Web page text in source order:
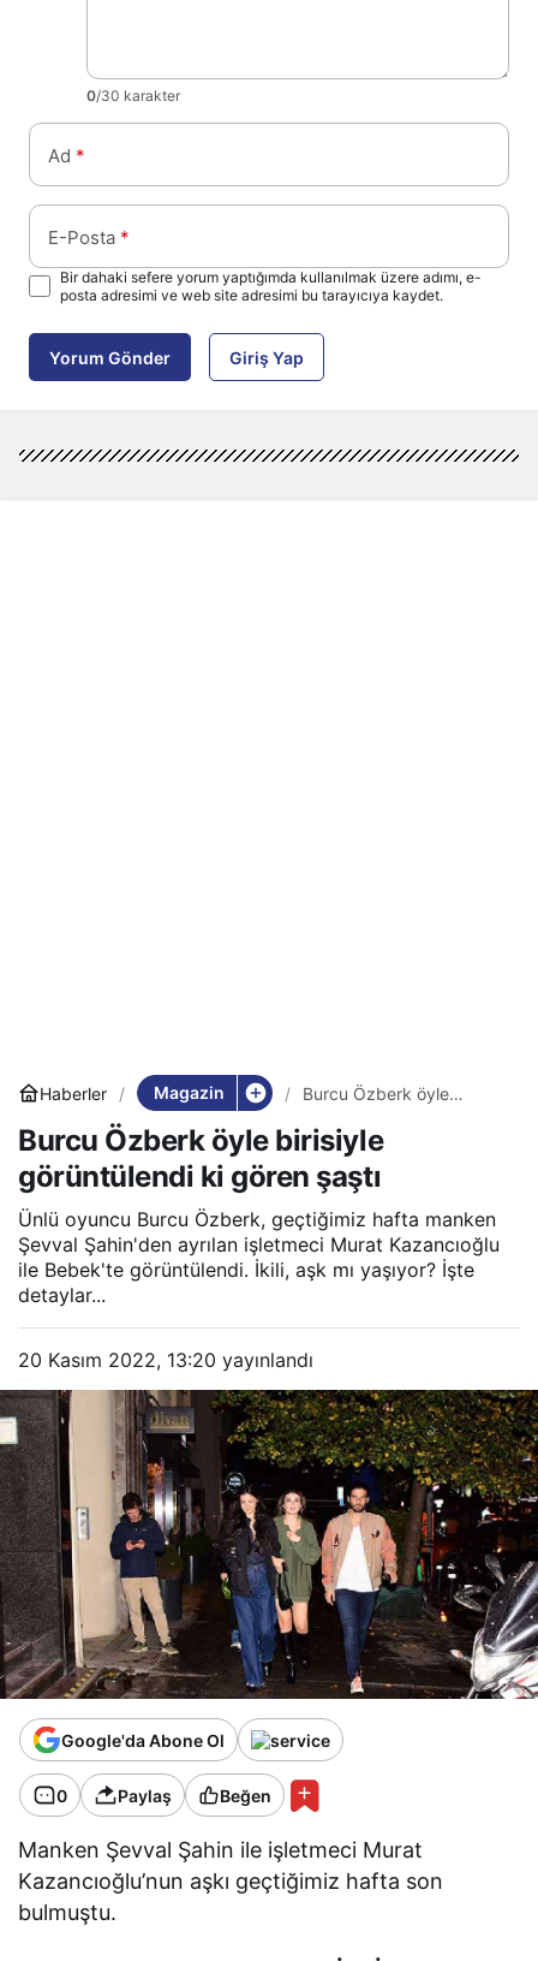
0/30 karakter
Ad *
E-Posta *
Bir dahaki sefere yorum yaptığımda kullanılmak üzere adımı, e-
posta adresimi ve web site adresimi bu tarayıcıya kaydet.
Yorum Gönder Giriş Yap
Haberler Magazin
Burcu Özberk öyle
gören şaştı
Burcu Özberk öyle birisiyle
görüntülendi ki gören şaştı
Ünlü oyuncu Burcu Özberk, geçtiğimiz hafta manken
Şevval Şahin'den ayrılan işletmeci Murat Kazancıoğlu
ile Bebek'te görüntülendi. İkili, aşk mı yaşıyor? İşte
detaylar...
20 Kasım 2022, 13:20 yayınlandı
Google'da Abone Ol
0 Paylaş Beğen
Manken Şevval Şahin ile işletmeci Murat
Kazancıoğlu’nun aşkı geçtiğimiz hafta son
bulmuştu.